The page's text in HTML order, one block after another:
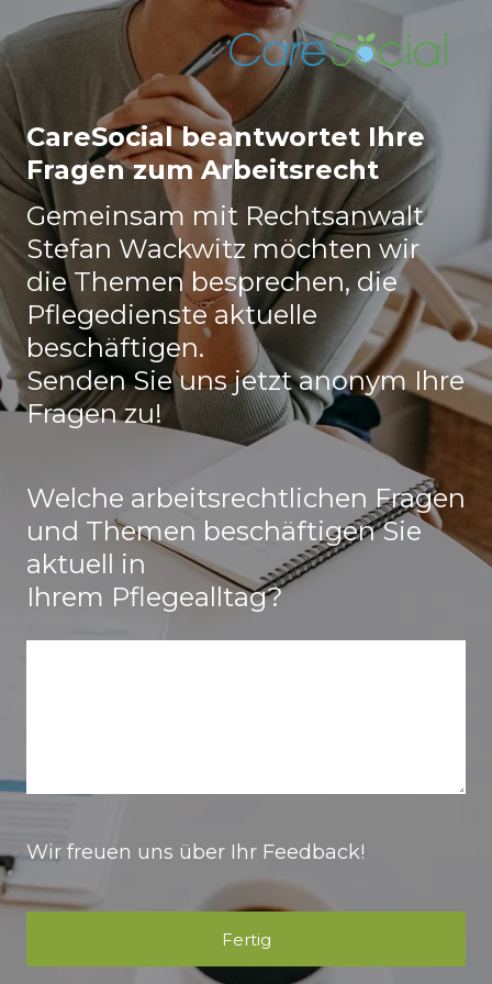
CareSocial beantwortet Ihre
Fragen zum Arbeitsrecht
Gemeinsam mit Rechtsanwalt
Stefan Wackwitz möchten wir
die Themen besprechen, die
Pflegedienste aktuelle
beschäftigen.
Senden Sie uns jetzt anonym Ihre
Fragen zu!
Welche arbeitsrechtlichen Fragen
und Themen beschäftigen Sie
aktuell in
Ihrem Pflegealltag?
Wir freuen uns über Ihr Feedback!
Fertig